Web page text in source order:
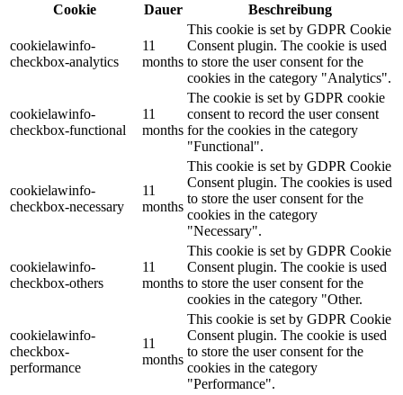
Cookie
Dauer Beschreibung
cookielawinfo-
checkbox-analytics
11
months
This cookie is set by GDPR Cookie
Consent plugin. The cookie is used
to store the user consent for the
cookies in the category "Analytics".
cookielawinfo-
checkbox-functional
11
months
The cookie is set by GDPR cookie
consent to record the user consent
for the cookies in the category
"Functional".
cookielawinfo-
checkbox-necessary
11
months
This cookie is set by GDPR Cookie
Consent plugin. The cookies is used
to store the user consent for the
cookies in the category
"Necessary".
cookielawinfo-
checkbox-others
11
months
This cookie is set by GDPR Cookie
Consent plugin. The cookie is used
to store the user consent for the
cookies in the category "Other.
cookielawinfo-
checkbox-
performance
11
months
This cookie is set by GDPR Cookie
Consent plugin. The cookie is used
to store the user consent for the
cookies in the category
"Performance".